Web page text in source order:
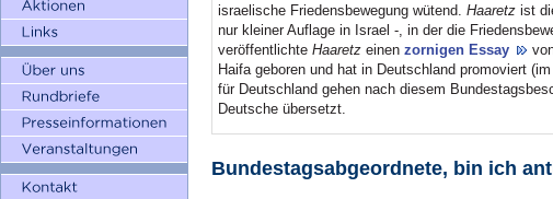
israelische Friedensbewegung wütend. Haaretz ist
nur kleiner Auflage in Israel -, in der die
veröffentlichte Haaretz einen zornigen Essay
Haifa geboren und hat in Deutschland promoviert
für Deutschland gehen nach diesem
Deutsche übersetzt.
Bundestagsabgeordnete, bin ich